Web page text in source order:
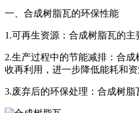
一、合成树脂瓦的环保性能
1.可再生资源：合成树脂瓦的
2.生产过程中的节能减排：合
收再利用，进一步降低能耗和资
3.废弃后的环保处理：合成树